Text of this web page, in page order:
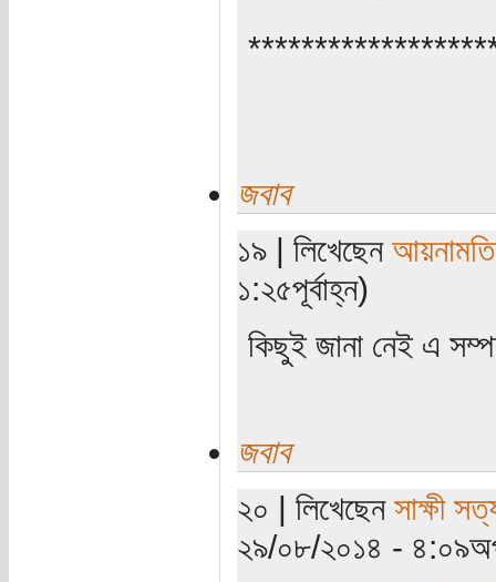
জবাব
১৯ | লিখেছেন আয়নামতি
১:২৫পূর্বাহ্ন)
কিছুই জানা নেই এ
জবাব
২০ | লিখেছেন সাক্ষী
২৯/০৮/২০১৪ -